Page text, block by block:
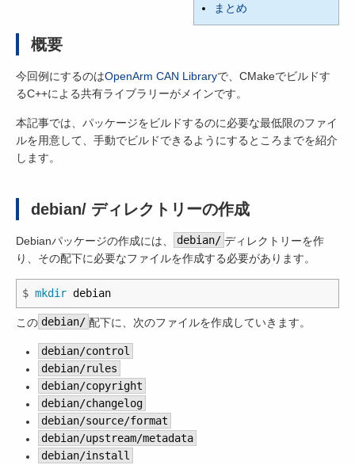
まとめ
概要
今回例にするのはOpenArm CAN Libraryで、CMakeでビルドす
るC++による共有ライブラリーがメインです。
本記事では、パッケージをビルドするのに必要な最低限のファイ
ルを用意して、手動でビルドできるようにするところまでを紹介
します。
debian/ ディレクトリーの作成
Debianパッケージの作成には、 debian/ ディレクトリーを作
り、その配下に必要なファイルを作成する必要があります。
$ mkdir
この debian/ 配下に、次のファイルを作成していきます。
debian/control
debian/rules
debian/copyright
debian/changelog
debian/source/format
debian/upstream/metadata
debian/install